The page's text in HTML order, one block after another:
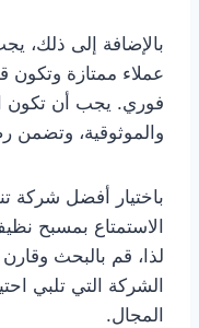
بالإضافة إلى ذلك،
عملاء ممتازة وتكون
فوري. يجب أن تكون
والموثوقية، وتضمن
باختيار أفضل شركة
الاستمتاع بمسبح
لذا، قم بالبحث
الشركة التي تلبي
المجال.